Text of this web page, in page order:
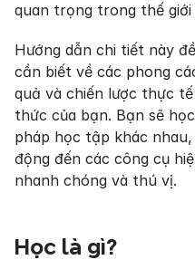
quan trọng trong thế
Hướng dẫn chi tiết này
cần biết về các phong
quả và chiến lược thực
thức của bạn. Bạn sẽ
pháp học tập khác
động đến các công cụ
nhanh chóng và thú vị.
Học là gì?